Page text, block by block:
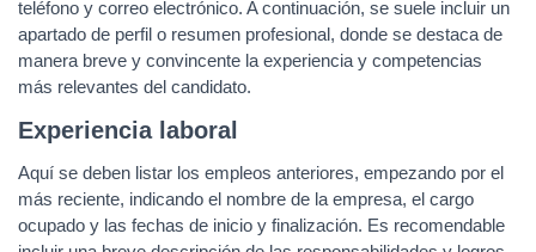
teléfono y correo electrónico. A continuación, se suele incluir un
apartado de perfil o resumen profesional, donde se destaca de
manera breve y convincente la experiencia y competencias
más relevantes del candidato.
Experiencia laboral
Aquí se deben listar los empleos anteriores, empezando por el
más reciente, indicando el nombre de la empresa, el cargo
ocupado y las fechas de inicio y finalización. Es recomendable